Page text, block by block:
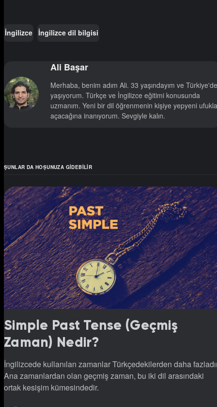
İngilizce İngilizce dil bilgisi
Ali Başar
Merhaba, benim adım Ali. 33 yaşındayım ve Türkiye'de
yaşıyorum. Türkçe ve İngilizce eğitimi konusunda
uzmanım. Yeni bir dil öğrenmenin kişiye yepyeni
açacağına inanıyorum. Sevgiyle kalın.
ŞUNLAR DA HOŞUNUZA GIDEBILIR
Simple Past Tense (Geçmiş
Zaman) Nedir?
İngilizcede kullanılan zamanlar Türkçedekilerden daha
Ana zamanlardan olan geçmiş zaman, bu iki dil arasındaki
ortak kesişim kümesindedir.